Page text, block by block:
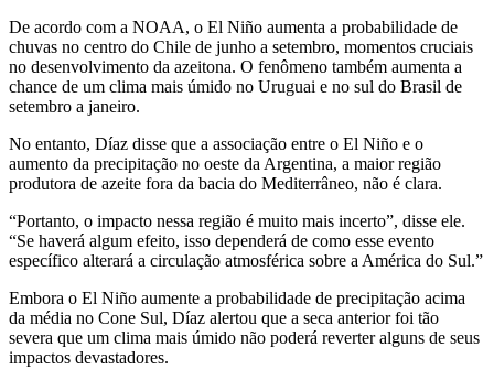
De acordo com a NOAA, o El Niño aumenta a probabilidade de
chuvas no centro do Chile de junho a setembro, momentos cruciais
no desenvolvimento da azeitona. O fenômeno também aumenta a
chance de um clima mais úmido no Uruguai e no sul do Brasil de
setembro a janeiro.
No entanto, Díaz disse que a associação entre o El Niño e o
aumento da precipitação no oeste da Argentina, a maior região
produtora de azeite fora da bacia do Mediterrâneo, não é clara.
“Portanto, o impacto nessa região é muito mais incerto”, disse ele.
“Se haverá algum efeito, isso dependerá de como esse evento
específico alterará a circulação atmosférica sobre a América do Sul.”
Embora o El Niño aumente a probabilidade de precipitação acima
da média no Cone Sul, Díaz alertou que a seca anterior foi tão
severa que um clima mais úmido não poderá reverter alguns de seus
impactos devastadores.